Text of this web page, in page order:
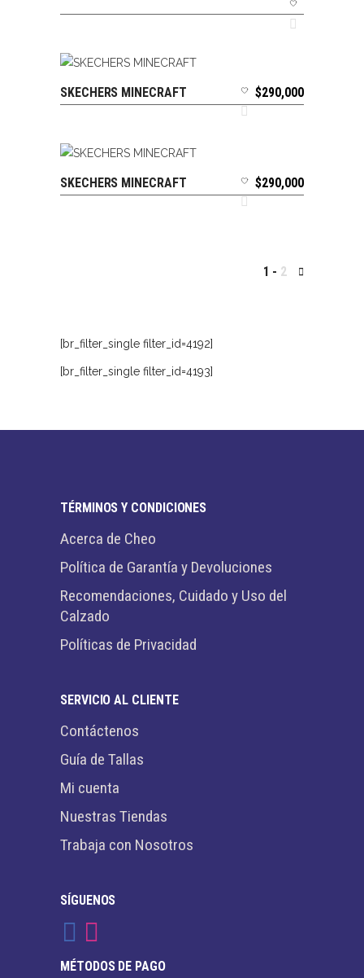
SELECCIONAR OPCIONES
SKECHERS MINECRAFT $290,000
SELECCIONAR OPCIONES
SKECHERS MINECRAFT $290,000
1 2
[br_filter_single filter_id=4192]
[br_filter_single filter_id=4193]
TÉRMINOS Y CONDICIONES
Acerca de Cheo
Política de Garantía y Devoluciones
Recomendaciones, Cuidado y Uso del
Calzado
Políticas de Privacidad
SERVICIO AL CLIENTE
Contáctenos
Guía de Tallas
Mi cuenta
Nuestras Tiendas
Trabaja con Nosotros
SÍGUENOS
MÉTODOS DE PAGO